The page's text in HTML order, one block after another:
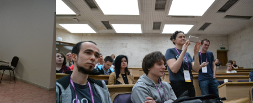
ML+AI HACKATHON
13 червня 2017 р.